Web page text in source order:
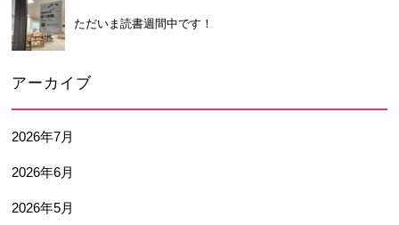
ただいま読書週間中です！
アーカイブ
2026年7月
2026年6月
2026年5月